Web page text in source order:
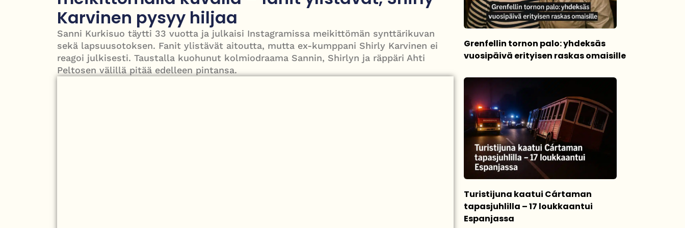
Roy Hattersley – työväenpuolueen modernisoija, joka jäi oppositioon mutta muutti politiikan suunnan
Karvinen pysyy hiljaa
Sanni Kurkisuo täytti 33 vuotta ja julkaisi Instagramissa meikittömän synttärikuvan
sekä lapsuusotoksen. Fanit ylistävät aitoutta, mutta ex-kumppani Shirly Karvinen ei
reagoi julkisesti. Taustalla kuohunut kolmiodraama Sannin, Shirlyn ja räppäri Ahti
Peltosen välillä pitää edelleen pintansa.
Grenfellin tornon palo: yhdeksäs
vuosipäivä erityisen raskas omaisille
Turistijuna kaatui Cártaman
tapasjuhlilla – 17 loukkaantui
Espanjassa